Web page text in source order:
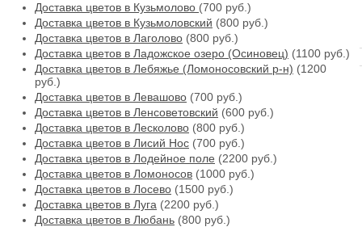
Доставка цветов в Кузьмолово (700 руб.)
Доставка цветов в Кузьмоловский (800 руб.)
Доставка цветов в Лаголово (800 руб.)
Доставка цветов в Ладожское озеро (Осиновец) (1100 руб.)
Доставка цветов в Лебяжье (Ломоносовский р-н) (1200
руб.)
Доставка цветов в Левашово (700 руб.)
Доставка цветов в Ленсоветовский (600 руб.)
Доставка цветов в Лесколово (800 руб.)
Доставка цветов в Лисий Нос (700 руб.)
Доставка цветов в Лодейное поле (2200 руб.)
Доставка цветов в Ломоносов (1000 руб.)
Доставка цветов в Лосево (1500 руб.)
Доставка цветов в Луга (2200 руб.)
Доставка цветов в Любань (800 руб.)